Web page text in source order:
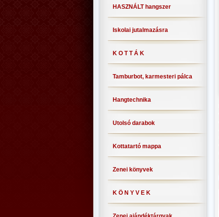
HASZNÁLT hangszer
Iskolai jutalmazásra
K O T T Á K
Tamburbot, karmesteri pálca
Hangtechnika
Utolsó darabok
Kottatartó mappa
Zenei könyvek
K Ö N Y V E K